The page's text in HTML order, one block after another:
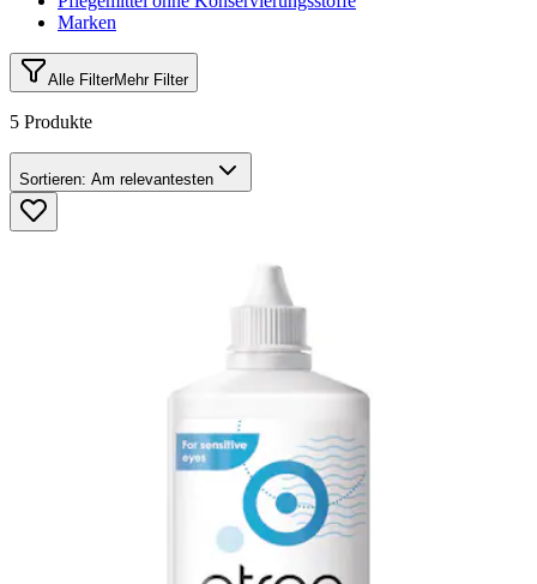
Marken
Alle FilterMehr Filter
5 Produkte
Sortieren: Am relevantesten